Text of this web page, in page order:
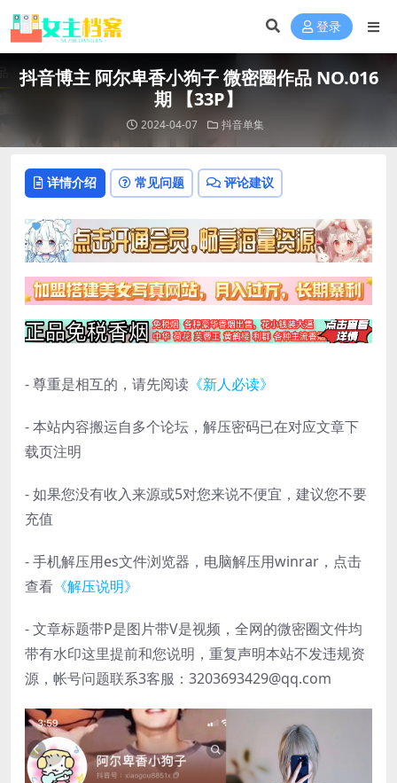
登录
抖音博主 阿尔卑香小狗子 微密圈作品 NO.016
期 【33P】
2024-04-07 抖音单集
详情介绍 常见问题 评论建议
- 尊重是相互的，请先阅读 《新人必读》
- 本站内容搬运自多个论坛，解压密码已在对应文章下
载页注明
- 如果您没有收入来源或5对您来说不便宜，建议您不要
充值
- 手机解压用es文件浏览器，电脑解压用winrar，点击
查看 《解压说明》
- 文章标题带P是图片带V是视频，全网的微密圈文件均
带有水印这里提前和您说明，重复声明本站不发违规资
源，帐号问题联系3客服：3203693429@qq.com